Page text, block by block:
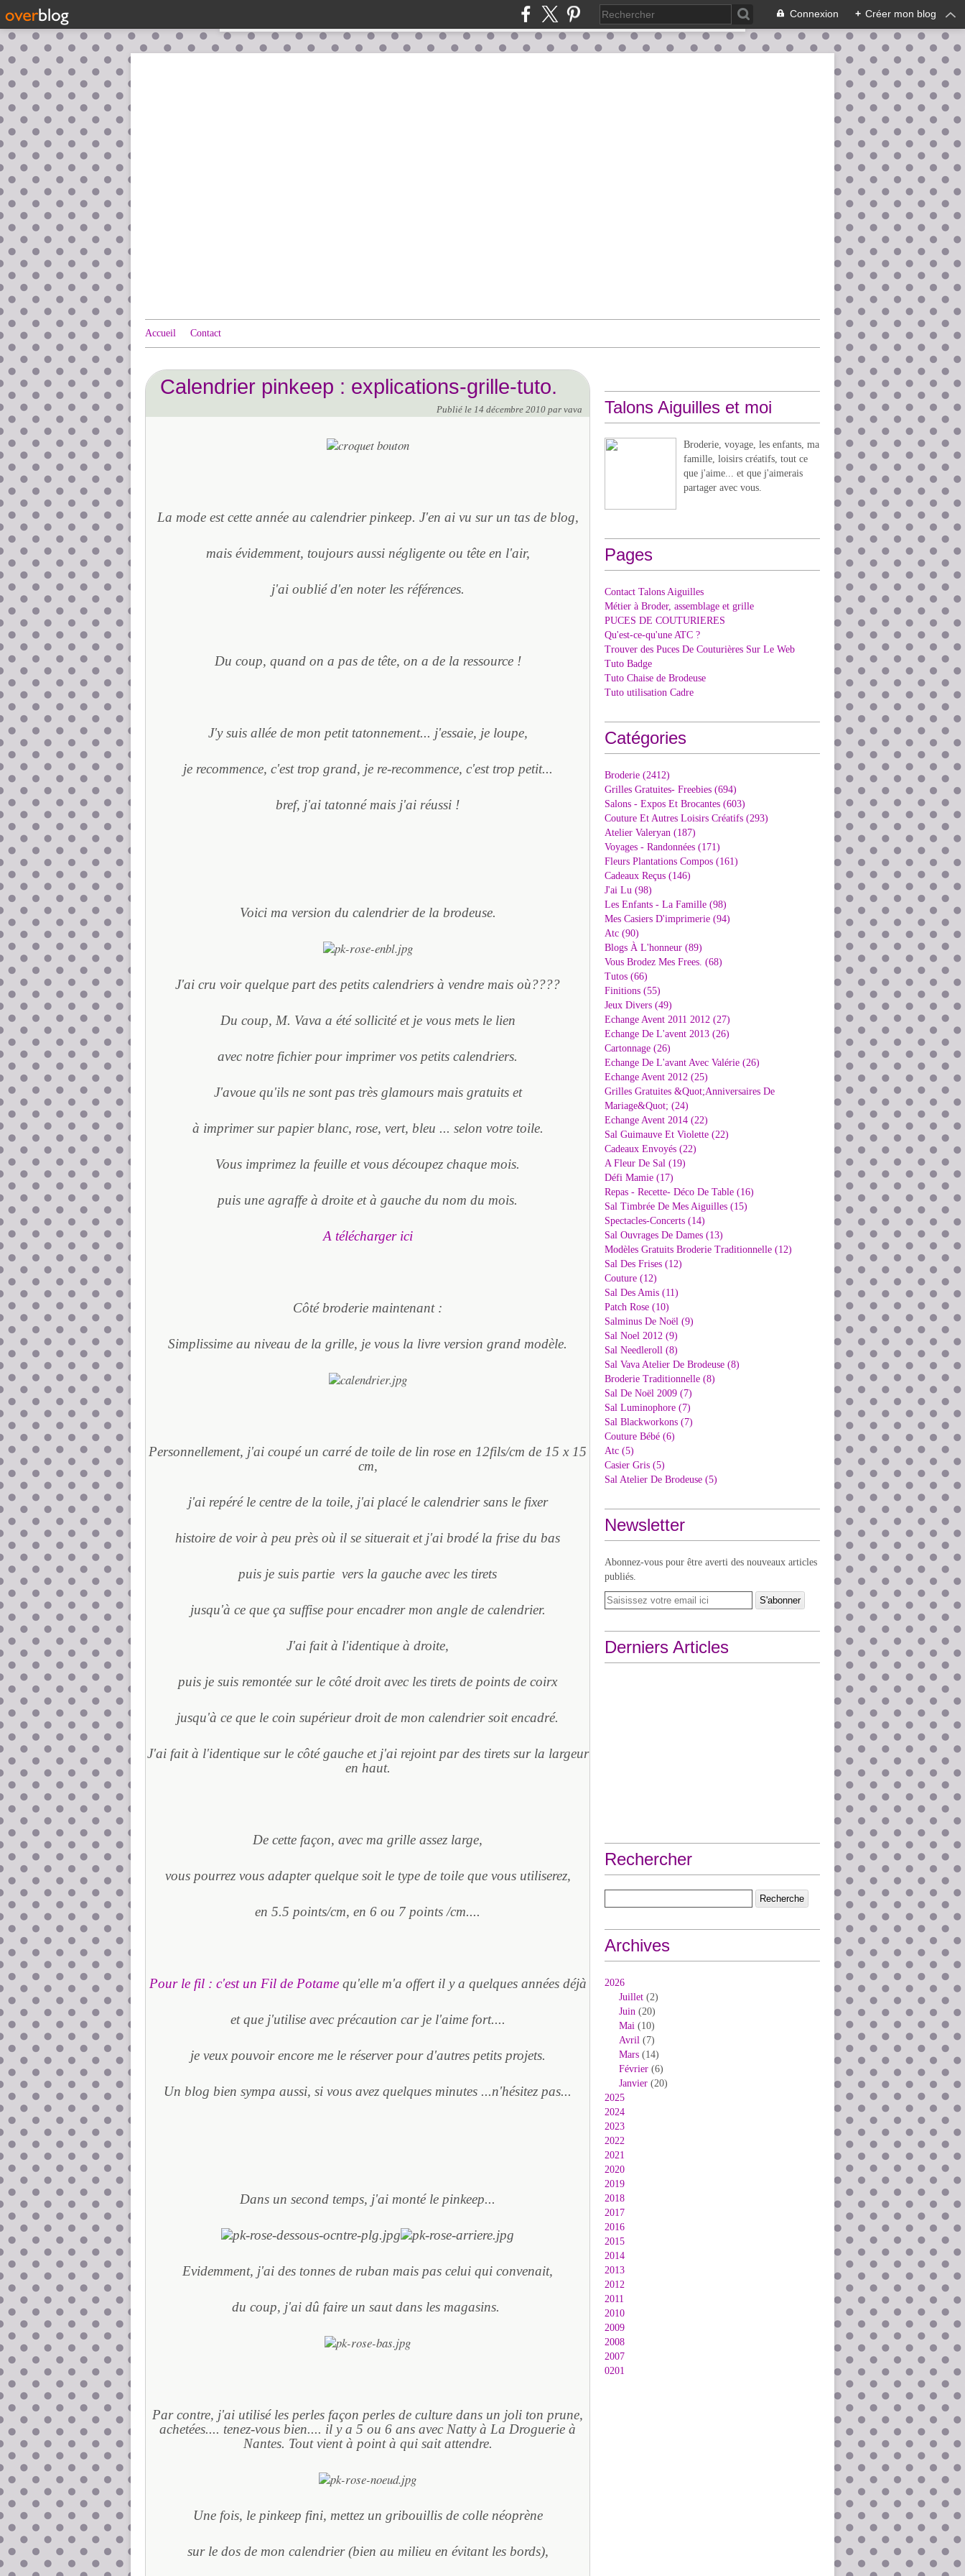
Connexion + Créer mon blog
Accueil Contact
Calendrier pinkeep : explications-grille-tuto.
Publié le 14 décembre 2010 par vava
La mode est cette année au calendrier pinkeep. J'en ai vu sur un tas de blog,
mais évidemment, toujours aussi négligente ou tête en l'air,
j'ai oublié d'en noter les références.
Du coup, quand on a pas de tête, on a de la ressource !
J'y suis allée de mon petit tatonnement... j'essaie, je loupe,
je recommence, c'est trop grand, je re-recommence, c'est trop petit...
bref, j'ai tatonné mais j'ai réussi !
Voici ma version du calendrier de la brodeuse.
J'ai cru voir quelque part des petits calendriers à vendre mais où????
Du coup, M. Vava a été sollicité et je vous mets le lien
avec notre fichier pour imprimer vos petits calendriers.
J'avoue qu'ils ne sont pas très glamours mais gratuits et
à imprimer sur papier blanc, rose, vert, bleu ... selon votre toile.
Vous imprimez la feuille et vous découpez chaque mois.
puis une agraffe à droite et à gauche du nom du mois.
A télécharger ici
Côté broderie maintenant :
Simplissime au niveau de la grille, je vous la livre version grand modèle.
Personnellement, j'ai coupé un carré de toile de lin rose en 12fils/cm de 15 x 15
cm,
j'ai repéré le centre de la toile, j'ai placé le calendrier sans le fixer
histoire de voir à peu près où il se situerait et j'ai brodé la frise du bas
puis je suis partie vers la gauche avec les tirets
jusqu'à ce que ça suffise pour encadrer mon angle de calendrier.
J'ai fait à l'identique à droite,
puis je suis remontée sur le côté droit avec les tirets de points de coirx
jusqu'à ce que le coin supérieur droit de mon calendrier soit encadré.
J'ai fait à l'identique sur le côté gauche et j'ai rejoint par des tirets sur la largeur
en haut.
De cette façon, avec ma grille assez large,
vous pourrez vous adapter quelque soit le type de toile que vous utiliserez,
en 5.5 points/cm, en 6 ou 7 points /cm....
Pour le fil : c'est un Fil de Potamequ'elle m'a offert il y a quelques années déjà
et que j'utilise avec précaution car je l'aime fort....
je veux pouvoir encore me le réserver pour d'autres petits projets.
Un blog bien sympa aussi, si vous avez quelques minutes ...n'hésitez pas...
Dans un second temps, j'ai monté le pinkeep...
Evidemment, j'ai des tonnes de ruban mais pas celui qui convenait,
du coup, j'ai dû faire un saut dans les magasins.
Par contre, j'ai utilisé les perles façon perles de culture dans un joli ton prune,
achetées.... tenez-vous bien.... il y a 5 ou 6 ans avec Natty à La Droguerie à
Nantes. Tout vient à point à qui sait attendre.
Une fois, le pinkeep fini, mettez un gribouillis de colle néoprène
sur le dos de mon calendrier (bien au milieu en évitant les bords),
Talons Aiguilles et moi
Broderie, voyage, les enfants, ma
famille, loisirs créatifs, tout ce
que j'aime... et que j'aimerais
partager avec vous.
Pages
Contact Talons Aiguilles
Métier à Broder, assemblage et grille
PUCES DE COUTURIERES
Qu'est-ce-qu'une ATC ?
Trouver des Puces De Couturières Sur Le Web
Tuto Badge
Tuto Chaise de Brodeuse
Tuto utilisation Cadre
Catégories
Broderie (2412)
Grilles Gratuites- Freebies (694)
Salons - Expos Et Brocantes (603)
Couture Et Autres Loisirs Créatifs (293)
Atelier Valeryan (187)
Voyages - Randonnées (171)
Fleurs Plantations Compos (161)
Cadeaux Reçus (146)
J'ai Lu (98)
Les Enfants - La Famille (98)
Mes Casiers D'imprimerie (94)
Atc (90)
Blogs À L'honneur (89)
Vous Brodez Mes Frees. (68)
Tutos (66)
Finitions (55)
Jeux Divers (49)
Echange Avent 2011 2012 (27)
Echange De L'avent 2013 (26)
Cartonnage (26)
Echange De L'avant Avec Valérie (26)
Echange Avent 2012 (25)
Grilles Gratuites &Quot;Anniversaires De
Mariage&Quot; (24)
Echange Avent 2014 (22)
Sal Guimauve Et Violette (22)
Cadeaux Envoyés (22)
A Fleur De Sal (19)
Défi Mamie (17)
Repas - Recette- Déco De Table (16)
Sal Timbrée De Mes Aiguilles (15)
Spectacles-Concerts (14)
Sal Ouvrages De Dames (13)
Modèles Gratuits Broderie Traditionnelle (12)
Sal Des Frises (12)
Couture (12)
Sal Des Amis (11)
Patch Rose (10)
Salminus De Noël (9)
Sal Noel 2012 (9)
Sal Needleroll (8)
Sal Vava Atelier De Brodeuse (8)
Broderie Traditionnelle (8)
Sal De Noël 2009 (7)
Sal Luminophore (7)
Sal Blackworkons (7)
Couture Bébé (6)
Atc (5)
Casier Gris (5)
Sal Atelier De Brodeuse (5)
Newsletter
Abonnez-vous pour être averti des nouveaux articles
publiés.
Derniers Articles
Rechercher
Archives
2026
Juillet (2)
Juin (20)
Mai (10)
Avril (7)
Mars (14)
Février (6)
Janvier (20)
2025
2024
2023
2022
2021
2020
2019
2018
2017
2016
2015
2014
2013
2012
2011
2010
2009
2008
2007
0201